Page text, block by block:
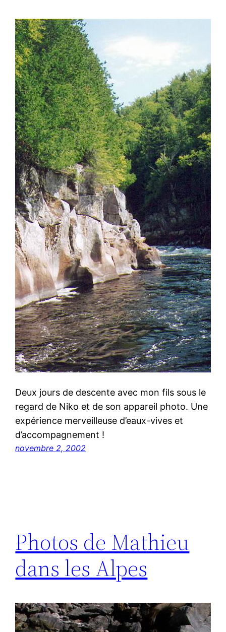
Deux jours de descente avec mon fils sous le
regard de Niko et de son appareil photo. Une
expérience merveilleuse d’eaux-vives et
d’accompagnement !
novembre 2, 2002
Photos de Mathieu
dans les Alpes